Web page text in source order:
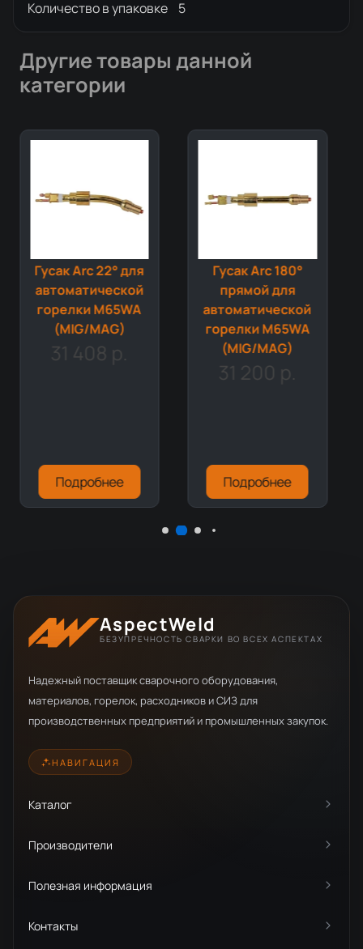
Количество в упаковке
5
Другие товары данной
категории
Гусак Arc 22° для
автоматической
горелки M65WA
(MIG/MAG)
31 408 р.
Подробнее
Гусак Arc 180°
прямой для
автоматической
горелки M65WA
(MIG/MAG)
31 200 р.
Подробнее
AspectWeld
БЕЗУПРЕЧНОСТЬ СВАРКИ ВО ВСЕХ АСПЕКТАХ
Надежный поставщик сварочного оборудования,
материалов, горелок, расходников и СИЗ для
производственных предприятий и промышленных закупок.
НАВИГАЦИЯ
Каталог
Производители
Полезная информация
Контакты